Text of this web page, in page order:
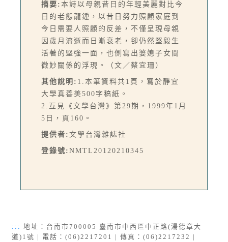
摘要: 本詩以母親昔日的年輕美麗對比今
日的老態龍鍾，以昔日努力照顧家庭到
今日需要人照顧的反差，不僅呈現母親
因歲月流逝而日漸衰老，卻仍然堅毅生
活著的堅強一面，也側寫出婆媳子女間
微妙關係的浮現。（文／蔡宜珊）
其他說明: 1.本筆資料共1頁，寫於靜宜
大學真善美500字稿紙。
2.互見《文學台灣》第29期，1999年1月
5日，頁160。
提供者: 文學台灣雜誌社
登錄號: NMTL20120210345
::: 地址：台南市700005 臺南市中西區中正路(湯德章大
道)1號 | 電話：(06)2217201 | 傳真：(06)2217232 |